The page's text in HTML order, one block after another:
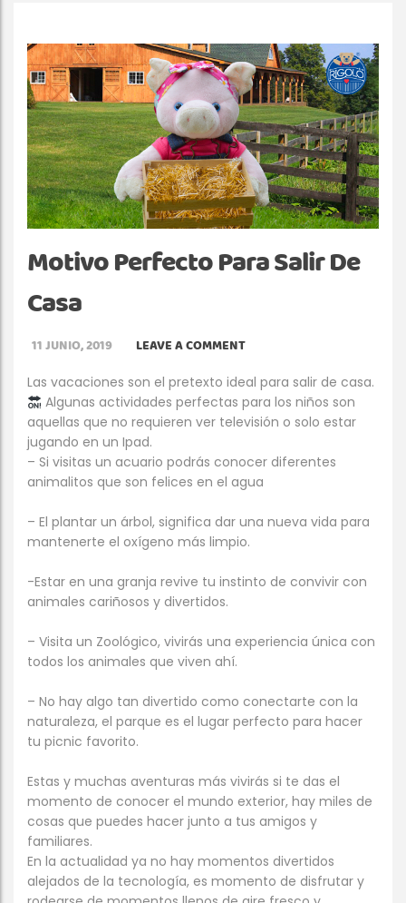
Motivo Perfecto Para Salir De
Casa
11 JUNIO, 2019 LEAVE A COMMENT
Las vacaciones son el pretexto ideal para salir de casa.
Algunas actividades perfectas para los niños son
aquellas que no requieren ver televisión o solo estar
jugando en un Ipad.
– Si visitas un acuario podrás conocer diferentes
animalitos que son felices en el agua
– El plantar un árbol, significa dar una nueva vida para
mantenerte el oxígeno más limpio.
-Estar en una granja revive tu instinto de convivir con
animales cariñosos y divertidos.
– Visita un Zoológico, vivirás una experiencia única con
todos los animales que viven ahí.
– No hay algo tan divertido como conectarte con la
naturaleza, el parque es el lugar perfecto para hacer
tu picnic favorito.
Estas y muchas aventuras más vivirás si te das el
momento de conocer el mundo exterior, hay miles de
cosas que puedes hacer junto a tus amigos y
familiares.
En la actualidad ya no hay momentos divertidos
alejados de la tecnología, es momento de disfrutar y